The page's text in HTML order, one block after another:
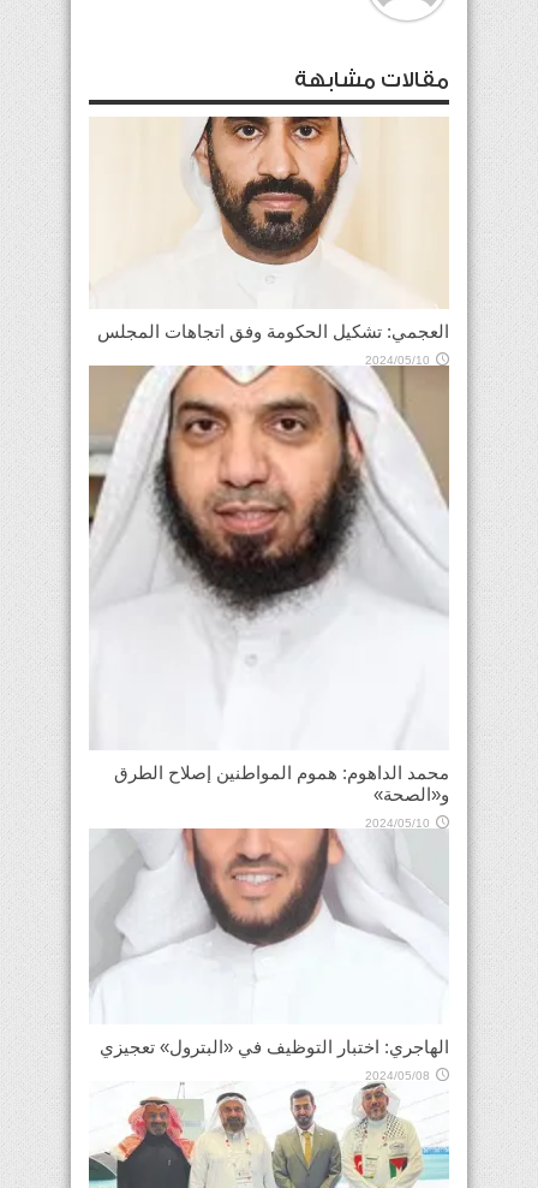
مقالات مشابهة
العجمي: تشكيل الحكومة وفق اتجاهات المجلس
2024/05/10
محمد الداهوم: هموم المواطنين إصلاح الطرق
و«الصحة»
2024/05/10
الهاجري: اختبار التوظيف في «البترول» تعجيزي
2024/05/08